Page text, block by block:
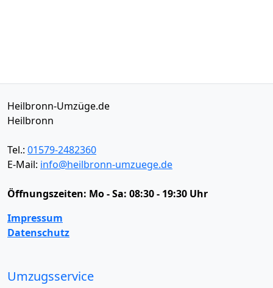
Heilbronn-Umzüge.de
Heilbronn
Tel.: 01579-2482360
E-Mail: info@heilbronn-umzuege.de
Öffnungszeiten: Mo - Sa: 08:30 - 19:30 Uhr
Impressum
Datenschutz
Umzugsservice